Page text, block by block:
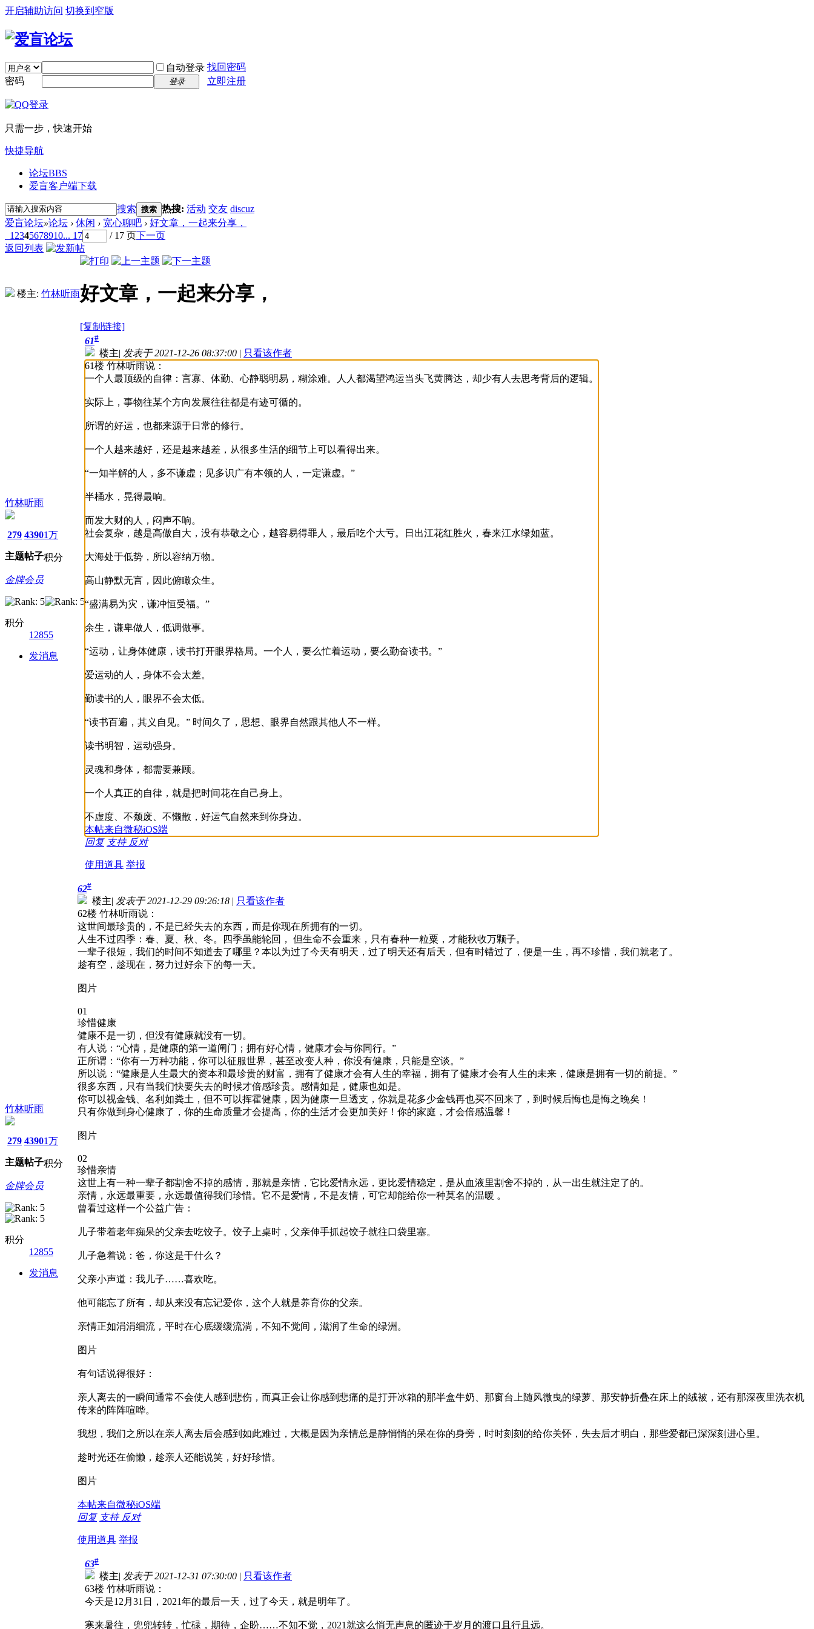
开启辅助访问 切换到窄版
自动登录 找回密码
密码
登录 立即注册
只需一步，快速开始
快捷导航
论坛BBS
爱盲客户端下载
搜索 搜索 热搜: 活动 交友 discuz
爱盲论坛»论坛 › 休闲 › 宽心聊吧 › 好文章，一起来分享，
1 2345678910... 17 / 17 页下一页
返回列表
楼主: 竹林听雨好文章，一起来分享，
[复制链接]
竹林听雨
279
主题
4390
帖子
1万
积分
金牌会员
积分
12855
发消息
61#
楼主| 发表于 2021-12-26 08:37:00 | 只看该作者
61楼 竹林听雨说：
一个人最顶级的自律：言寡、体勤、心静聪明易，糊涂难。人人都渴望鸿运当头飞黄腾达，却少有人去思考背后的逻辑。
实际上，事物往某个方向发展往往都是有迹可循的。
所谓的好运，也都来源于日常的修行。
一个人越来越好，还是越来越差，从很多生活的细节上可以看得出来。
“一知半解的人，多不谦虚；见多识广有本领的人，一定谦虚。”
半桶水，晃得最响。
而发大财的人，闷声不响。
社会复杂，越是高傲自大，没有恭敬之心，越容易得罪人，最后吃个大亏。日出江花红胜火，春来江水绿如蓝。
大海处于低势，所以容纳万物。
高山静默无言，因此俯瞰众生。
“盛满易为灾，谦冲恒受福。”
余生，谦卑做人，低调做事。
“运动，让身体健康，读书打开眼界格局。一个人，要么忙着运动，要么勤奋读书。”
爱运动的人，身体不会太差。
勤读书的人，眼界不会太低。
“读书百遍，其义自见。” 时间久了，思想、眼界自然跟其他人不一样。
读书明智，运动强身。
灵魂和身体，都需要兼顾。
一个人真正的自律，就是把时间花在自己身上。
不虚度、不颓废、不懒散，好运气自然来到你身边。
本帖来自微秘iOS端
回复 支持 反对
使用道具 举报
竹林听雨
279
主题
4390
帖子
1万
积分
金牌会员
积分
12855
发消息
62#
楼主| 发表于 2021-12-29 09:26:18 | 只看该作者
62楼 竹林听雨说：
这世间最珍贵的，不是已经失去的东西，而是你现在所拥有的一切。
人生不过四季：春、夏、秋、冬。四季虽能轮回， 但生命不会重来，只有春种一粒粟，才能秋收万颗子。
一辈子很短，我们的时间不知道去了哪里？本以为过了今天有明天，过了明天还有后天，但有时错过了，便是一生，再不珍惜，我们就老了。
趁有空，趁现在，努力过好余下的每一天。
图片
01
珍惜健康
健康不是一切，但没有健康就没有一切。
有人说：“心情，是健康的第一道闸门；拥有好心情，健康才会与你同行。”
正所谓：“你有一万种功能，你可以征服世界，甚至改变人种，你没有健康，只能是空谈。”
所以说：“健康是人生最大的资本和最珍贵的财富，拥有了健康才会有人生的幸福，拥有了健康才会有人生的未来，健康是拥有一切的前提。”
很多东西，只有当我们快要失去的时候才倍感珍贵。感情如是，健康也如是。
你可以视金钱、名利如粪土，但不可以挥霍健康，因为健康一旦透支，你就是花多少金钱再也买不回来了，到时候后悔也是悔之晚矣！
只有你做到身心健康了，你的生命质量才会提高，你的生活才会更加美好！你的家庭，才会倍感温馨！
图片
02
珍惜亲情
这世上有一种一辈子都割舍不掉的感情，那就是亲情，它比爱情永远，更比爱情稳定，是从血液里割舍不掉的，从一出生就注定了的。
亲情，永远最重要，永远最值得我们珍惜。它不是爱情，不是友情，可它却能给你一种莫名的温暖 。
曾看过这样一个公益广告：
儿子带着老年痴呆的父亲去吃饺子。饺子上桌时，父亲伸手抓起饺子就往口袋里塞。
儿子急着说：爸，你这是干什么？
父亲小声道：我儿子……喜欢吃。
他可能忘了所有，却从来没有忘记爱你，这个人就是养育你的父亲。
亲情正如涓涓细流，平时在心底缓缓流淌，不知不觉间，滋润了生命的绿洲。
图片
有句话说得很好：
亲人离去的一瞬间通常不会使人感到悲伤，而真正会让你感到悲痛的是打开冰箱的那半盒牛奶、那窗台上随风微曳的绿萝、那安静折叠在床上的绒被，还有那深夜里洗衣机
传来的阵阵喧哗。
我想，我们之所以在亲人离去后会感到如此难过，大概是因为亲情总是静悄悄的呆在你的身旁，时时刻刻的给你关怀，失去后才明白，那些爱都已深深刻进心里。
趁时光还在偷懒，趁亲人还能说笑，好好珍惜。
图片
本帖来自微秘iOS端
回复 支持 反对
使用道具 举报
63#
楼主| 发表于 2021-12-31 07:30:00 | 只看该作者
63楼 竹林听雨说：
今天是12月31日，2021年的最后一天，过了今天，就是明年了。
寒来暑往，兜兜转转，忙碌，期待，企盼……不知不觉，2021就这么悄无声息的匿迹于岁月的渡口且行且远。